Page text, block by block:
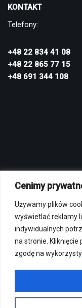
Cenimy
Używamy plików
wyświetlać reklamy
indywidualnych
na stronie. Kliknięcie
zgodę na
KONTAKT
Telefony:
+48 22 834 41 08
+48 22 865 77 15
+48 691 344 108
MENU
Polityka prywatności
Regulamin sklepu
Regulamin strzelnicy
Regulamin
Portal